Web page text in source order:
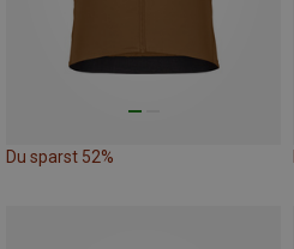
Du sparst 52%